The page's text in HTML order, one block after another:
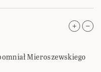
Mieroszewskiego